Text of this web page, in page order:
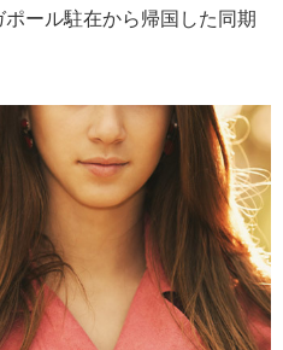
ール駐在から帰国した同期